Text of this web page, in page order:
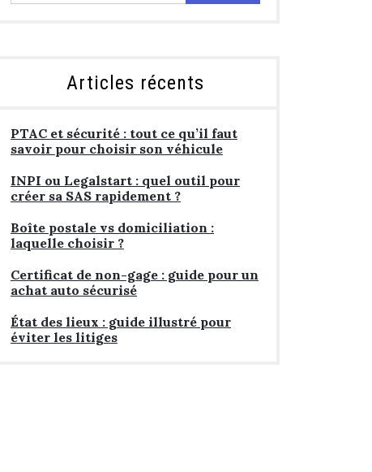
Articles récents
PTAC et sécurité : tout ce qu’il faut
savoir pour choisir son véhicule
INPI ou Legalstart : quel outil pour
créer sa SAS rapidement ?
Boîte postale vs domiciliation :
laquelle choisir ?
Certificat de non-gage : guide pour un
achat auto sécurisé
État des lieux : guide illustré pour
éviter les litiges